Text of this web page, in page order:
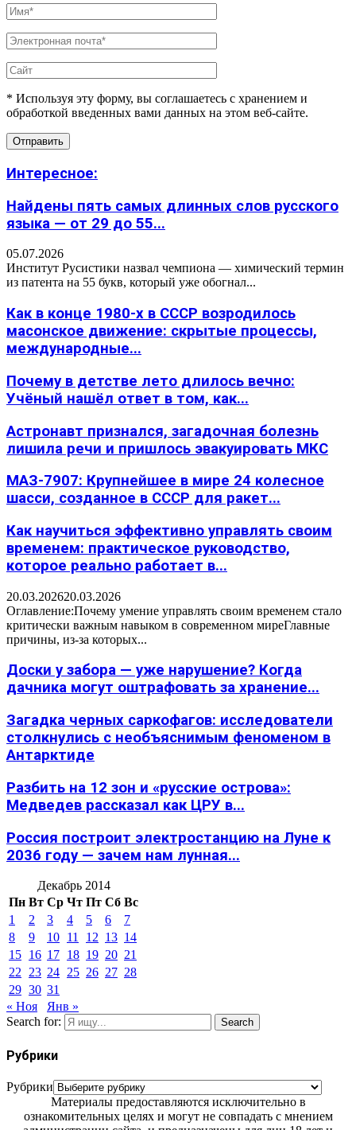
* Используя эту форму, вы соглашаетесь с хранением и
обработкой введенных вами данных на этом веб-сайте.
Интересное:
Найдены пять самых длинных слов русского
языка — от 29 до 55...
05.07.2026
Институт Русистики назвал чемпиона — химический термин
из патента на 55 букв, который уже обогнал...
Как в конце 1980-х в СССР возродилось
масонское движение: скрытые процессы,
международные...
Почему в детстве лето длилось вечно:
Учёный нашёл ответ в том, как...
Астронавт признался, загадочная болезнь
лишила речи и пришлось эвакуировать МКС
МАЗ-7907: Крупнейшее в мире 24 колесное
шасси, созданное в СССР для ракет...
Как научиться эффективно управлять своим
временем: практическое руководство,
которое реально работает в...
20.03.202620.03.2026
Оглавление:Почему умение управлять своим временем стало
критически важным навыком в современном миреГлавные
причины, из-за которых...
Доски у забора — уже нарушение? Когда
дачника могут оштрафовать за хранение...
Загадка черных саркофагов: исследователи
столкнулись с необъяснимым феноменом в
Антарктиде
Разбить на 12 зон и «русские острова»:
Медведев рассказал как ЦРУ в...
Россия построит электростанцию на Луне к
2036 году — зачем нам лунная...
Декабрь 2014
Пн Вт Ср Чт Пт Сб Вс
1
2 3 4 5 6
7
8
9 10 11 12 13 14
15 16 17 18 19 20 21
22
23 24 25 26 27 28
29 30 31
« Ноя
Янв »
Search for:
Search
Рубрики
Рубрики
Материалы предоставляются исключительно в
ознакомительных целях и могут не совпадать с мнением